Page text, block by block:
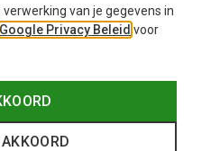
van je gegevens in
Google Privacy Beleid voor